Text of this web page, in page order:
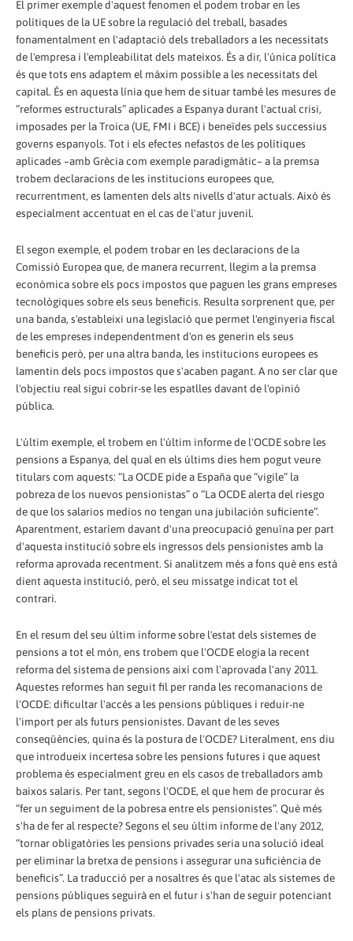
El primer exemple d'aquest fenomen el podem trobar en les
polítiques de la UE sobre la regulació del treball, basades
fonamentalment en l'adaptació dels treballadors a les necessitats
de l'empresa i l'empleabilitat dels mateixos. És a dir, l'única política
és que tots ens adaptem el màxim possible a les necessitats del
capital. És en aquesta línia que hem de situar també les mesures de
“reformes estructurals” aplicades a Espanya durant l'actual crisi,
imposades per la Troica (UE, FMI i BCE) i beneïdes pels successius
governs espanyols. Tot i els efectes nefastos de les polítiques
aplicades –amb Grècia com exemple paradigmàtic– a la premsa
trobem declaracions de les institucions europees que,
recurrentment, es lamenten dels alts nivells d'atur actuals. Això és
especialment accentuat en el cas de l'atur juvenil.
El segon exemple, el podem trobar en les declaracions de la
Comissió Europea que, de manera recurrent, llegim a la premsa
econòmica sobre els pocs impostos que paguen les grans empreses
tecnològiques sobre els seus beneficis. Resulta sorprenent que, per
una banda, s'estableixi una legislació que permet l'enginyeria fiscal
de les empreses independentment d'on es generin els seus
beneficis però, per una altra banda, les institucions europees es
lamentin dels pocs impostos que s'acaben pagant. A no ser clar que
l'objectiu real sigui cobrir-se les espatlles davant de l'opinió
pública.
L'últim exemple, el trobem en l'últim informe de l'OCDE sobre les
pensions a Espanya, del qual en els últims dies hem pogut veure
titulars com aquests: “La OCDE pide a España que “vigile” la
pobreza de los nuevos pensionistas” o “La OCDE alerta del riesgo
de que los salarios medios no tengan una jubilación suficiente”.
Aparentment, estaríem davant d'una preocupació genuïna per part
d'aquesta institució sobre els ingressos dels pensionistes amb la
reforma aprovada recentment. Si analitzem més a fons què ens està
dient aquesta institució, però, el seu missatge indicat tot el
contrari.
En el resum del seu últim informe sobre l'estat dels sistemes de
pensions a tot el món, ens trobem que l'OCDE elogia la recent
reforma del sistema de pensions així com l'aprovada l'any 2011.
Aquestes reformes han seguit fil per randa les recomanacions de
l'OCDE: dificultar l'accés a les pensions públiques i reduir-ne
l'import per als futurs pensionistes. Davant de les seves
conseqüències, quina és la postura de l'OCDE? Literalment, ens diu
que introdueix incertesa sobre les pensions futures i que aquest
problema és especialment greu en els casos de treballadors amb
baixos salaris. Per tant, segons l'OCDE, el que hem de procurar és
“fer un seguiment de la pobresa entre els pensionistes”. Què més
s'ha de fer al respecte? Segons el seu últim informe de l'any 2012,
“tornar obligatòries les pensions privades seria una solució ideal
per eliminar la bretxa de pensions i assegurar una suficiència de
beneficis”. La traducció per a nosaltres és que l'atac als sistemes de
pensions públiques seguirà en el futur i s'han de seguir potenciant
els plans de pensions privats.